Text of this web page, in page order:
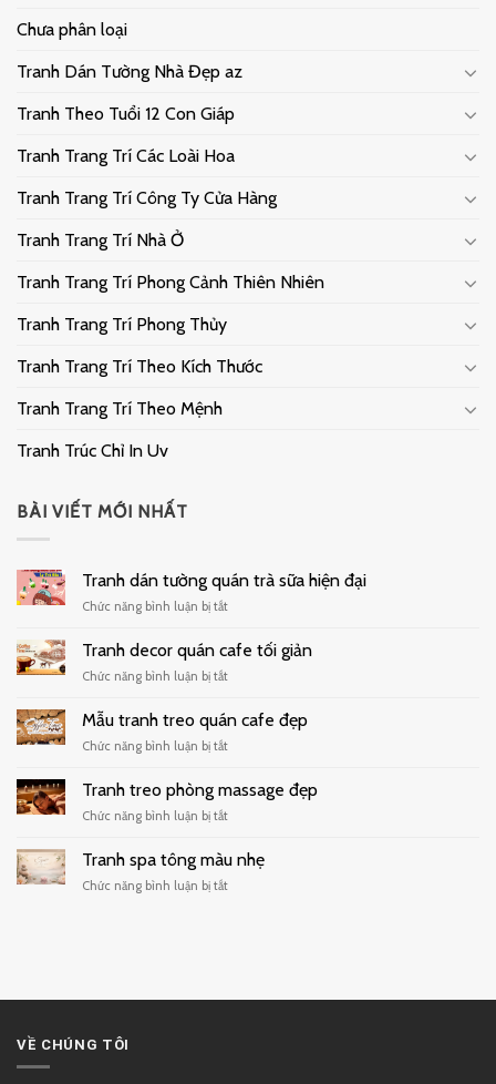
Chưa phân loại
Tranh Dán Tường Nhà Đẹp az
Tranh Theo Tuổi 12 Con Giáp
Tranh Trang Trí Các Loài Hoa
Tranh Trang Trí Công Ty Cửa Hàng
Tranh Trang Trí Nhà Ở
Tranh Trang Trí Phong Cảnh Thiên Nhiên
Tranh Trang Trí Phong Thủy
Tranh Trang Trí Theo Kích Thước
Tranh Trang Trí Theo Mệnh
Tranh Trúc Chỉ In Uv
BÀI VIẾT MỚI NHẤT
Tranh dán tường quán trà sữa hiện đại
Chức năng bình luận bị tắtở
dán
tường
quán
sữa
đại
Tranh decor quán cafe tối giản
Chức năng bình luận bị tắtở
decor
quán
cafe
giản
Mẫu tranh treo quán cafe đẹp
Chức năng bình luận bị tắtở
treo
quán
đẹp
Tranh treo phòng massage đẹp
Chức năng bình luận bị tắtở
treo
phòng
massage
Tranh spa tông màu nhẹ
Chức năng bình luận bị tắtở
VỀ CHÚNG TÔI